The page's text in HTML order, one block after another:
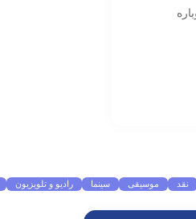
نقد موسیقی سینما رادیو و تلویزیون